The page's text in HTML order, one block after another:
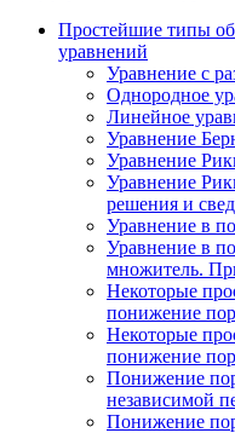
Простейшие типы
уравнений
Уравнение с
Однородное
Линейное
Уравнение
Уравнение
Уравнение
решения и
Уравнение в
Уравнение в
множитель.
Некоторые
понижение
Некоторые
понижение
Понижение
независимой
Понижение